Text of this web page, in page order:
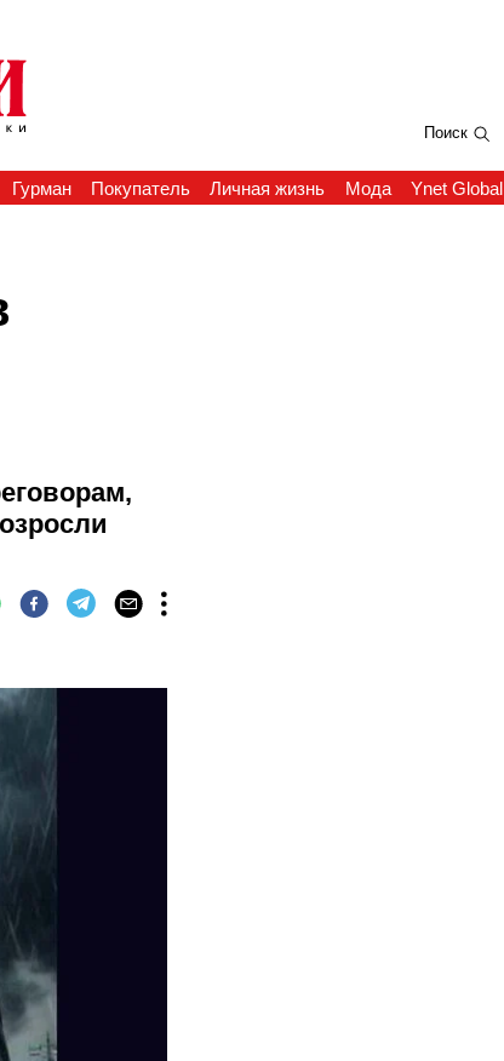
Поиск
Гурман Покупатель Личная жизнь Мода Ynet Global